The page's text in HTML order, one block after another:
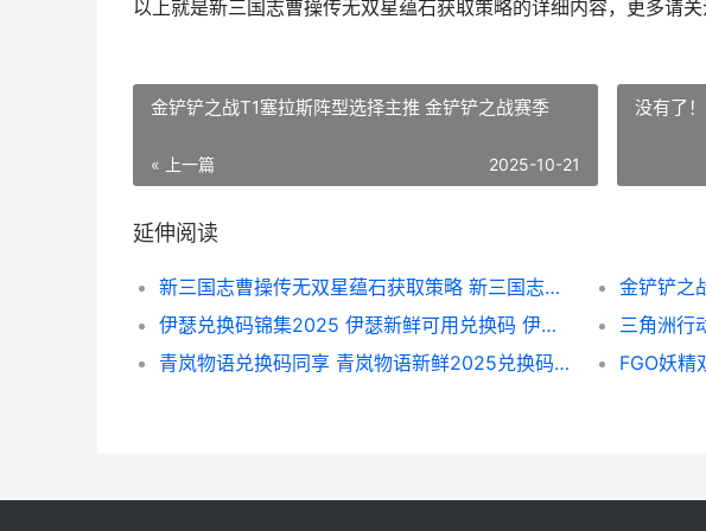
以上就是新三国志曹操传无双星蕴石获取策略的详细内容，更多请关
金铲铲之战T1塞拉斯阵型选择主推 金铲铲之战赛季
« 上一篇 2025-10-21
没有了！
延伸阅读
新三国志曹操传无双星蕴石获取策略 新三国志曹操传同仇敌忾怎么过
伊瑟兑换码锦集2025 伊瑟新鲜可用兑换码 伊瑟拉多久获得
三角洲行
青岚物语兑换码同享 青岚物语新鲜2025兑换码锦集 青岚物语兑换码使用方法
FGO妖精